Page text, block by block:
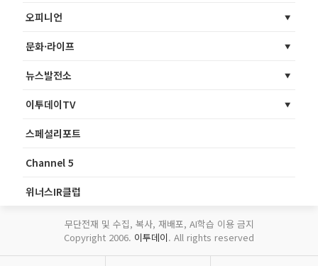
오피니언
문화·라이프
뉴스발전소
이투데이TV
스페셜리포트
Channel 5
위너스IR클럽
무단전재 및 수집, 복사, 재배포, AI학습 이용 금지
Copyright 2006. 이투데이. All rights reserved